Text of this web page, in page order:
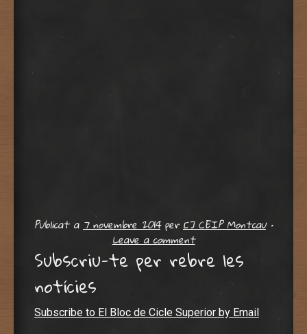
Publicat a7 novembre 2014per[] CEIP Montcau •
Leave a comment
Subscriu-te per rebre les
notícies
Subscribe to El Bloc de Cicle Superior by Email